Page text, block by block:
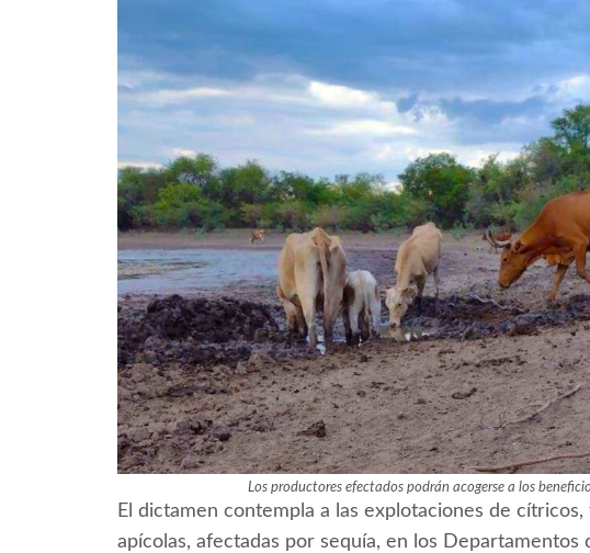
Los productores efectados podrán acogerse a los
El dictamen contempla a las explotaciones de
apícolas, afectadas por sequía, en los Departamentos